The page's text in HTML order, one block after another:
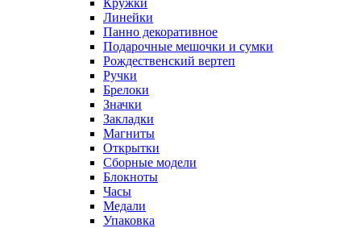
Кружки
Линейки
Панно декоративное
Подарочные мешочки и сумки
Рождественский вертеп
Ручки
Брелоки
Значки
Закладки
Магниты
Открытки
Сборные модели
Блокноты
Часы
Медали
Упаковка